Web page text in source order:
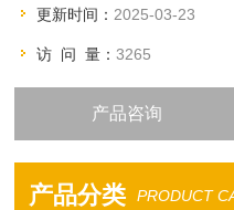
8、高达95分贝警报声和明亮
10、
更新时间： 2025-03-23
访 问 量：3265
产品咨询
产品分类 PRODUCT